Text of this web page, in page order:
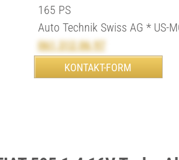
165 PS
Auto Technik Swiss AG * US-
061 312 06 97